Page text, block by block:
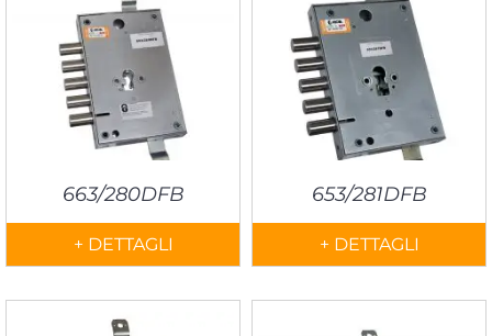
663/280DFB
+ DETTAGLI
653/281DFB
+ DETTAGLI